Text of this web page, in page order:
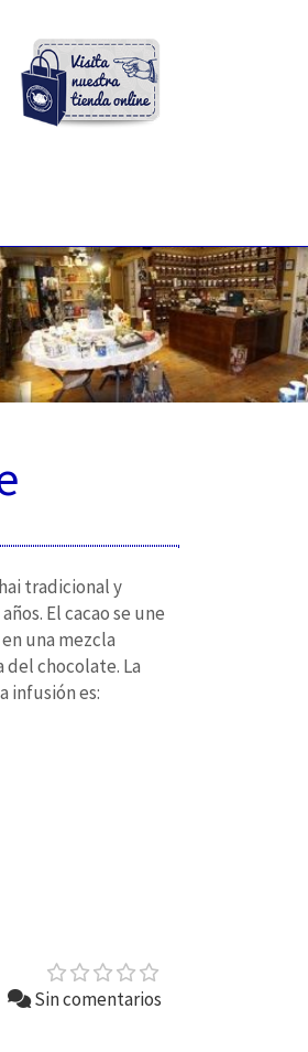
tradicional y
El cacao se une
una mezcla
chocolate. La
infusión es:
Sin comentarios